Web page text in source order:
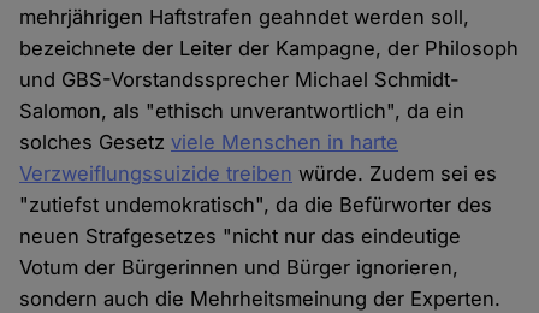
mehrjährigen Haftstrafen geahndet werden soll,
bezeichnete der Leiter der Kampagne, der Philosoph
und GBS-Vorstandssprecher Michael Schmidt-
Salomon, als "ethisch unverantwortlich", da ein
solches Gesetzviele Menschen in harte
Verzweiflungssuizide treiben würde. Zudem sei es
"zutiefst undemokratisch", da die Befürworter des
neuen Strafgesetzes "nicht nur das eindeutige
Votum der Bürgerinnen und Bürger ignorieren,
sondern auch die Mehrheitsmeinung der Experten.